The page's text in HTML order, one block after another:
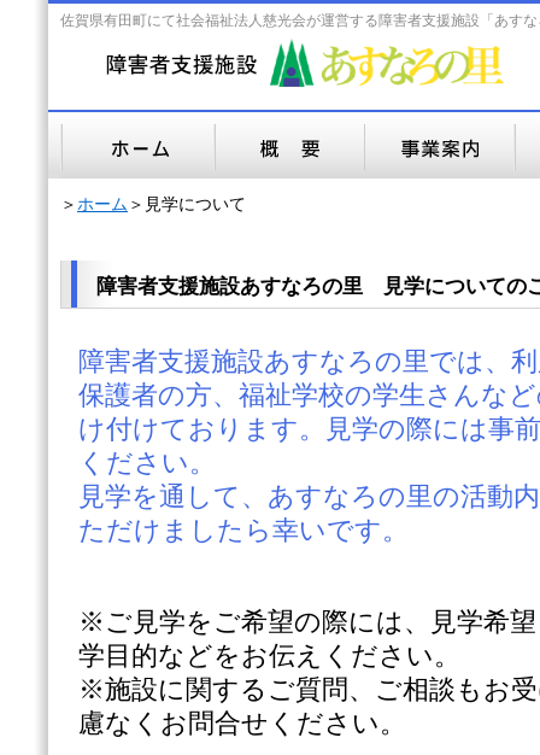
佐賀県有田町にて社会福祉法人慈光会が運営する障害者支援施設「あす
＞ ホーム ＞見学について
障害者支援施設あすなろの里 見学についての
障害者支援施設あすなろの里では、
保護者の方、福祉学校の学生さんな
け付けております。見学の際には事
ください。
見学を通して、あすなろの里の活動
ただけましたら幸いです。
※ご見学をご希望の際には、見学希
学目的などをお伝えください。
※施設に関するご質問、ご相談もお
慮なくお問合せください。